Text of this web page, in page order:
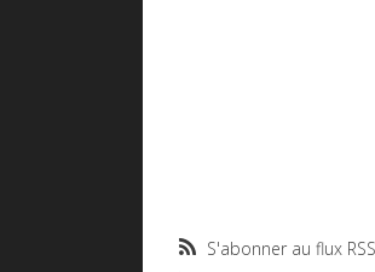
S'abonner au flux RSS